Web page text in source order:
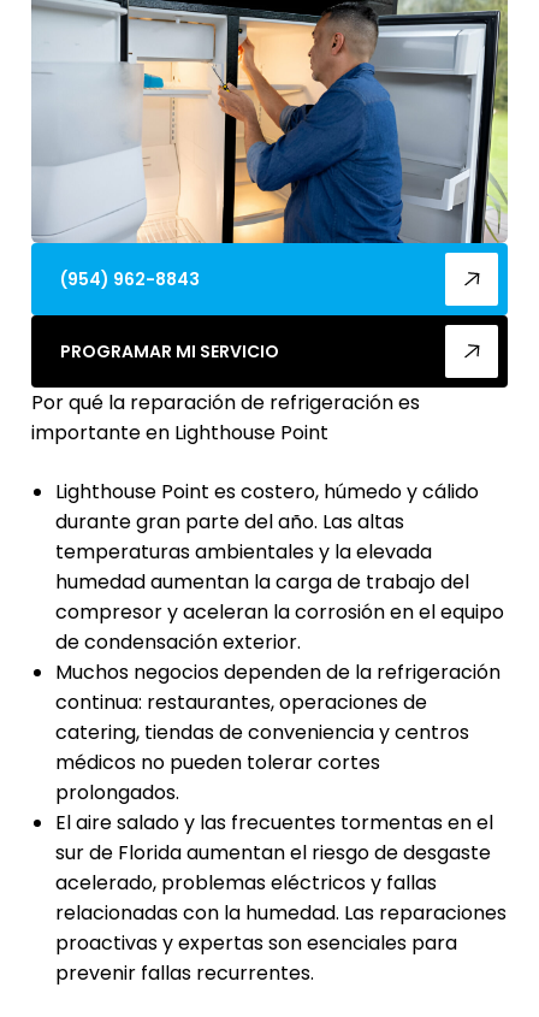
(954) 962-8843
PROGRAMAR MI SERVICIO
Por qué la reparación de refrigeración es
importante en Lighthouse Point
Lighthouse Point es costero, húmedo y cálido
durante gran parte del año. Las altas
temperaturas ambientales y la elevada
humedad aumentan la carga de trabajo del
compresor y aceleran la corrosión en el equipo
de condensación exterior.
Muchos negocios dependen de la refrigeración
continua: restaurantes, operaciones de
catering, tiendas de conveniencia y centros
médicos no pueden tolerar cortes
prolongados.
El aire salado y las frecuentes tormentas en el
sur de Florida aumentan el riesgo de desgaste
acelerado, problemas eléctricos y fallas
relacionadas con la humedad. Las reparaciones
proactivas y expertas son esenciales para
prevenir fallas recurrentes.